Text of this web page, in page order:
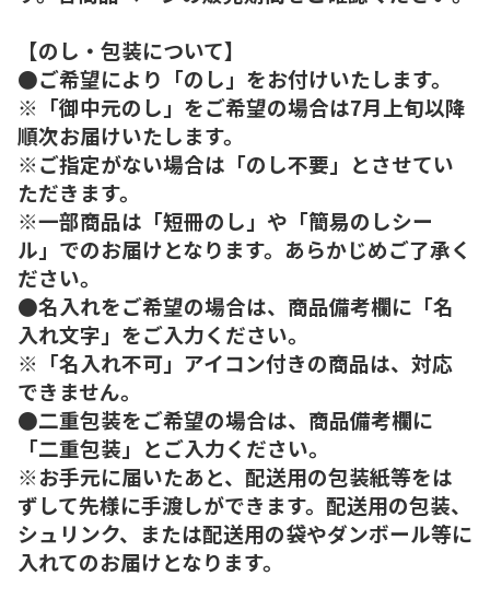
【のし・包装について】
●ご希望により「のし」をお付けいたします。
※「御中元のし」をご希望の場合は7月上旬以降
順次お届けいたします。
※ご指定がない場合は「のし不要」とさせてい
ただきます。
※一部商品は「短冊のし」や「簡易のしシー
ル」でのお届けとなります。あらかじめご了承く
ださい。
●名入れをご希望の場合は、商品備考欄に「名
入れ文字」をご入力ください。
※「名入れ不可」アイコン付きの商品は、対応
できません。
●二重包装をご希望の場合は、商品備考欄に
「二重包装」とご入力ください。
※お手元に届いたあと、配送用の包装紙等をは
ずして先様に手渡しができます。配送用の包装、
シュリンク、または配送用の袋やダンボール等に
入れてのお届けとなります。